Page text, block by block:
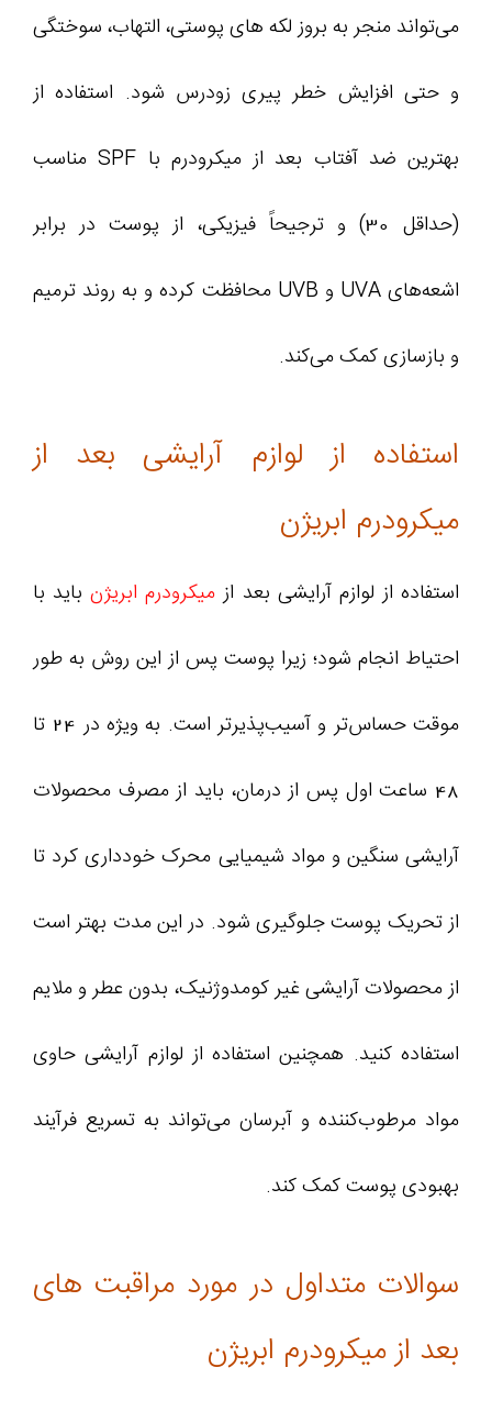
می‌تواند منجر به بروز لکه‌ های پوستی، التهاب، سوختگی
و حتی افزایش خطر پیری زودرس شود. استفاده از
بهترین ضد آفتاب بعد از میکرودرم با SPF مناسب
(حداقل 30) و ترجیحاً فیزیکی، از پوست در برابر
اشعه‌های UVA و UVB محافظت کرده و به روند ترمیم
و بازسازی کمک می‌کند.
استفاده از لوازم آرایشی بعد از
میکرودرم ابریژن
استفاده از لوازم آرایشی بعد از میکرودرم ابریژن باید با
احتیاط انجام شود؛ زیرا پوست پس از این روش به طور
موقت حساس‌تر و آسیب‌پذیرتر است. به ویژه در 24 تا
48 ساعت اول پس از درمان، باید از مصرف محصولات
آرایشی سنگین و مواد شیمیایی محرک خودداری کرد تا
از تحریک پوست جلوگیری شود. در این مدت بهتر است
از محصولات آرایشی غیر کومدوژنیک، بدون عطر و ملایم
استفاده کنید. همچنین استفاده از لوازم آرایشی حاوی
مواد مرطوب‌کننده و آبرسان می‌تواند به تسریع فرآیند
بهبودی پوست کمک کند.
سوالات متداول در مورد مراقبت های
بعد از میکرودرم ابریژن